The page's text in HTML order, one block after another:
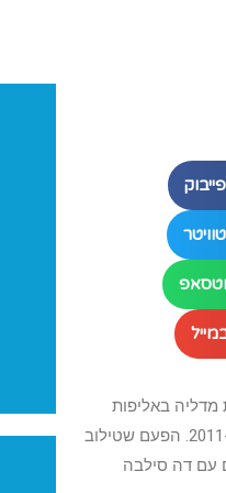
מדליה באליפות
אירופה על מכשיר הקרקע כבר בפעם השלישית, אחרי שזכה בארד ב-2009 ובכסף ב-2011. הפעם שטילוב
עם דה סילבה